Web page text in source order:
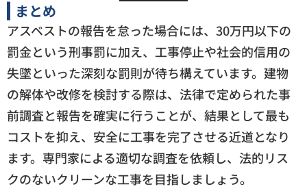
まとめ
アスベストの報告を怠った場合には、30万円以下の
罰金という刑事罰に加え、工事停止や社会的信用の
失墜といった深刻な罰則が待ち構えています。建物
の解体や改修を検討する際は、法律で定められた事
前調査と報告を確実に行うことが、結果として最も
コストを抑え、安全に工事を完了させる近道となり
ます。専門家による適切な調査を依頼し、法的リス
クのないクリーンな工事を目指しましょう。